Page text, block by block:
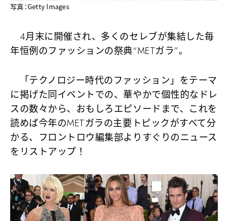
写真：Getty Images
4月末に開催され、多くのセレブが集結した毎
年恒例のファッションの祭典“METガラ”。
「テクノロジー時代のファッション」をテーマ
に掲げた同イベントでの、華やかで個性的なドレ
スの数々から、おもしろエピソードまで、これを
読めば今年のMETガラの主要トピックがすべて分
かる、フロントロウ編集部よりすぐりのニュース
をリストアップ！